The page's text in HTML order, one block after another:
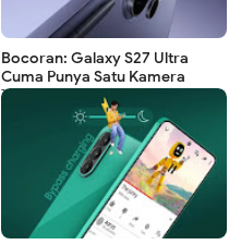
Bocoran: Galaxy S27 Ultra
Cuma Punya Satu Kamera
Telefoto!